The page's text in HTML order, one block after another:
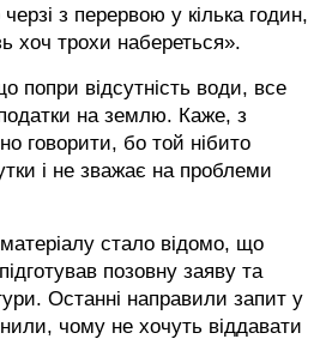
з перервою у кілька годин,
хоч трохи набереться».
попри відсутність води, все
на землю. Каже, з
говорити, бо той нібито
і не зважає на проблеми
стало відомо, що
позовну заяву та
Останні направили запит у
чому не хочуть віддавати